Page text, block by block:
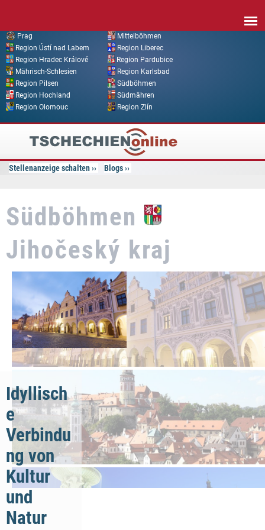
Prag
Mittelböhmen
Region Ústí nad Labem
Region Liberec
Region Hradec Králové
Region Pardubice
Mährisch-Schlesien
Region Karlsbad
Region Pilsen
Südböhmen
Region Hochland
Südmähren
Region Olomouc
Region Zlín
Tschechien
Online
Stellenanzeige schalten Blogs
Südböhmen
Jihočeský kraj
Idyllisch
e
Verbindu
ng von
Kultur
und
Natur